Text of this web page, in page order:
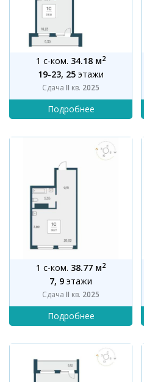
1 с-ком. 34.18 м2
19-23, 25 этажи
Сдача II кв. 2025
1 с-ком. 38.77 м2
7, 9 этажи
Сдача II кв. 2025